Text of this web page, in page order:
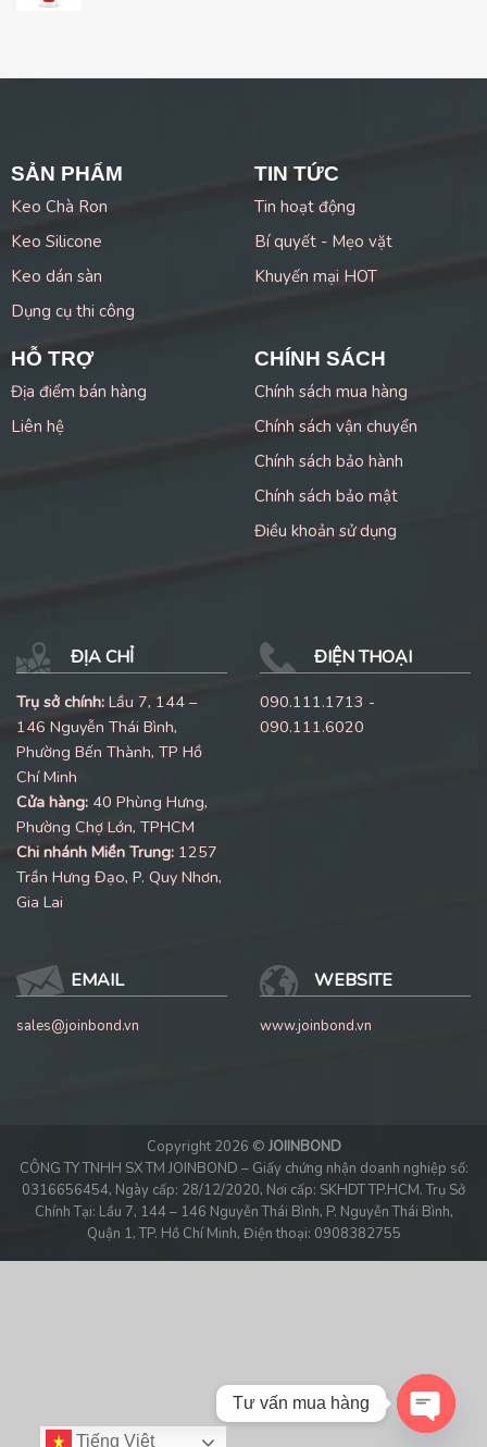
SẢN PHẨM
Keo Chà Ron
Keo Silicone
Keo dán sàn
Dụng cụ thi công
TIN TỨC
Tin hoạt động
Bí quyết - Mẹo vặt
Khuyến mại HOT
HỖ TRỢ
Địa điểm bán hàng
Liên hệ
CHÍNH SÁCH
Chính sách mua hàng
Chính sách vận chuyển
Chính sách bảo hành
Chính sách bảo mật
Điều khoản sử dụng
ĐỊA CHỈ
Trụ sở chính: Lầu 7, 144 –
146 Nguyễn Thái Bình,
Phường Bến Thành, TP Hồ
Chí Minh
Cửa hàng: 40 Phùng Hưng,
Phường Chợ Lớn, TPHCM
Chi nhánh Miền Trung: 1257
Trần Hưng Đạo, P. Quy Nhơn,
Gia Lai
ĐIỆN THOẠI
090.111.1713 -
090.111.6020
EMAIL
sales@joinbond.vn
WEBSITE
www.joinbond.vn
Copyright 2026 © JOIINBOND
CÔNG TY TNHH SX TM JOINBOND – Giấy chứng nhận doanh nghiệp số:
0316656454, Ngày cấp: 28/12/2020, Nơi cấp: SKHDT TP.HCM. Trụ Sở
Chính Tại: Lầu 7, 144 – 146 Nguyễn Thái Bình, P. Nguyễn Thái Bình,
Quận 1, TP. Hồ Chí Minh, Điện thoại: 0908382755
Tiếng Việt
Tư vấn mua hàng